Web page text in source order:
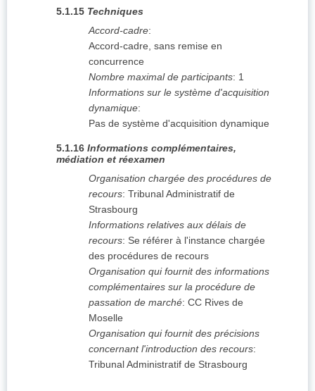
5.1.15 Techniques
Accord-cadre:
Accord-cadre, sans remise en
concurrence
Nombre maximal de participants: 1
Informations sur le système d'acquisition
dynamique:
Pas de système d'acquisition dynamique
5.1.16 Informations complémentaires,
médiation et réexamen
Organisation chargée des procédures de
recours: Tribunal Administratif de
Strasbourg
Informations relatives aux délais de
recours: Se référer à l'instance chargée
des procédures de recours
Organisation qui fournit des informations
complémentaires sur la procédure de
passation de marché: CC Rives de
Moselle
Organisation qui fournit des précisions
concernant l'introduction des recours:
Tribunal Administratif de Strasbourg